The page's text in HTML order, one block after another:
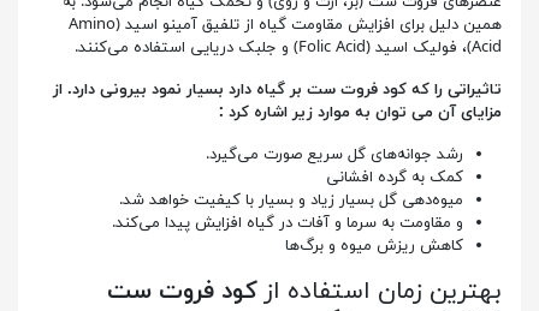
همین دلیل برای افزایش مقاومت گیاه از تلفیق آمینو اسید (Amino
Acid)، فولیک اسید (Folic Acid) و جلبک دریایی استفاده می‌کنند.
تاثیراتی را که کود فروت ست بر گیاه دارد بسیار نمود بیرونی دارد. از
مزایای آن می توان به موارد زیر اشاره کرد :
رشد جوانه‌های گل سریع صورت می‌گیرد.
کمک به گرده افشانی
میوه‌دهی گل بسیار زیاد و بسیار با کیفیت خواهد شد.
و مقاومت به سرما و آفات در گیاه افزایش پیدا می‌کند.
کاهش ریزش میوه و برگ‌ها
بهترین زمان استفاده از کود فروت ست